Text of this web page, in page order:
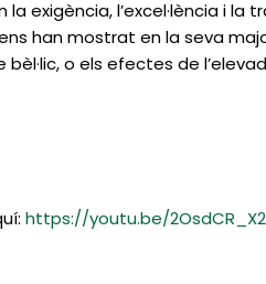
exigència, l’excel·lència i
han mostrat en la seva
o els efectes de
https://youtu.be/